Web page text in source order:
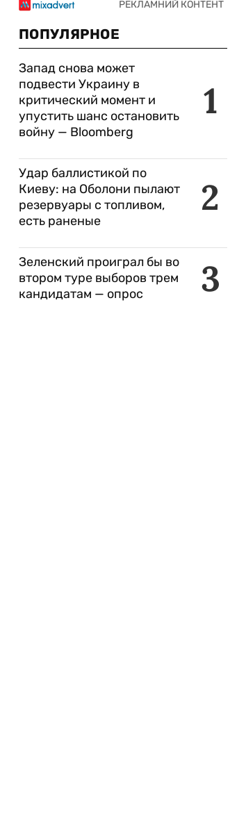
ПОПУЛЯРНОЕ
1
Запад снова может
подвести Украину в
критический момент и
упустить шанс остановить
войну — Bloomberg
2
Удар баллистикой по
Киеву: на Оболони пылают
резервуары с топливом,
есть раненые
3
Зеленский проиграл бы во
втором туре выборов трем
кандидатам — опрос